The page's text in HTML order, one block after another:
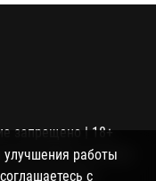
запрещено | 18+
полное согласие
работы
с